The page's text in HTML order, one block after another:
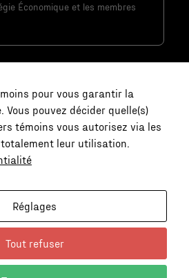
Économique et les membres
pour vous garantir la
Vous pouvez décider quelle(s)
témoins vous autorisez via les
leur utilisation.
Réglages
Tout refuser